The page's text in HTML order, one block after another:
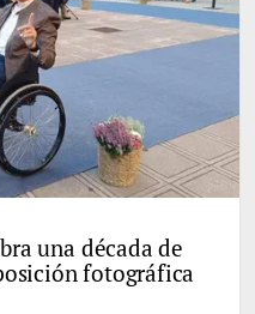
una década de
fotográfica